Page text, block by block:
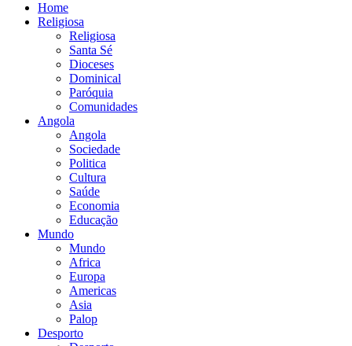
Home
Religiosa
Religiosa
Santa Sé
Dioceses
Dominical
Paróquia
Comunidades
Angola
Angola
Sociedade
Politica
Cultura
Saúde
Economia
Educação
Mundo
Mundo
Africa
Europa
Americas
Asia
Palop
Desporto